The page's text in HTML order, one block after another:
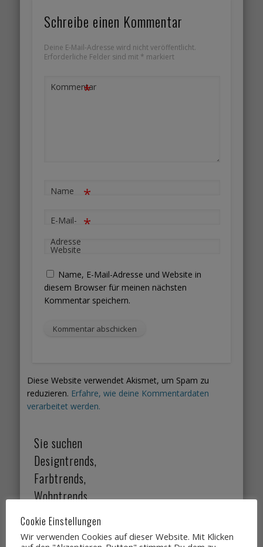
Schreibe einen Kommentar
Deine E-Mail-Adresse wird nicht veröffentlicht.
Erforderliche Felder sind mit * markiert
Kommentar
*
Name *
E-Mail-
Adresse
*
Website
Name, E-Mail-Adresse und Website in
diesem Browser für meinen nächsten
Kommentar speichern.
Diese Website verwendet Akismet, um Spam zu
reduzieren. Erfahre, wie deine Kommentardaten
verarbeitet werden.
Sie suchen
Designtrends,
Farbtrends,
Wohntrends,
Lifestyletrends, die
Sie gut verkaufen?
Cookie Einstellungen
Wir verwenden Cookies auf dieser Website. Mit Klicken